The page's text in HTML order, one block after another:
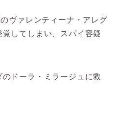
ヴァレンティーナ・アレグ
してしまい、スパイ容疑
ドーラ・ミラージュに救